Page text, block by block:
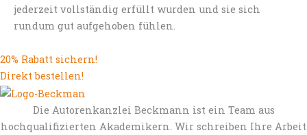
jederzeit vollständig erfüllt wurden und sie sich
rundum gut aufgehoben fühlen.
20% Rabatt sichern!
Direkt bestellen!
Die Autorenkanzlei Beckmann ist ein Team aus
hochqualifizierten Akademikern. Wir schreiben Ihre Arbeit